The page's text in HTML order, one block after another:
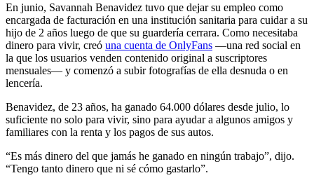
En junio, Savannah Benavidez tuvo que dejar su empleo como
encargada de facturación en una institución sanitaria para cuidar a su
hijo de 2 años luego de que su guardería cerrara. Como necesitaba
dinero para vivir, creó una cuenta de OnlyFans —una red social en
la que los usuarios venden contenido original a suscriptores
mensuales— y comenzó a subir fotografías de ella desnuda o en
lencería.
Benavidez, de 23 años, ha ganado 64.000 dólares desde julio, lo
suficiente no solo para vivir, sino para ayudar a algunos amigos y
familiares con la renta y los pagos de sus autos.
“Es más dinero del que jamás he ganado en ningún trabajo”, dijo.
“Tengo tanto dinero que ni sé cómo gastarlo”.